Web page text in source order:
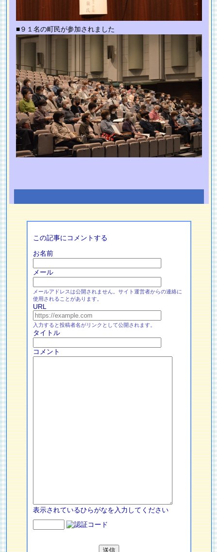
■９１名の町民が参加されました
この記事にコメントする
お名前
メール
メールアドレスは公開されません。サイト運営者からの連絡に
使用されることがあります。
URL
入力すると投稿者名がリンクとして公開されます。
タイトル
コメント
表示されているひらがなを入力してください